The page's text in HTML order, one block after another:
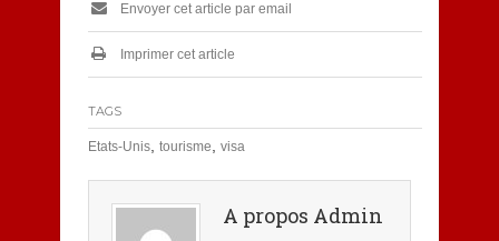
Envoyer cet article par email
Imprimer cet article
TAGS
Etats-Unis, tourisme, visa
A propos Admin